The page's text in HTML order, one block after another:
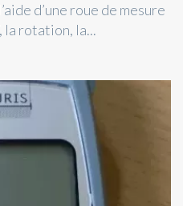
d’une roue de mesure
la rotation, la...